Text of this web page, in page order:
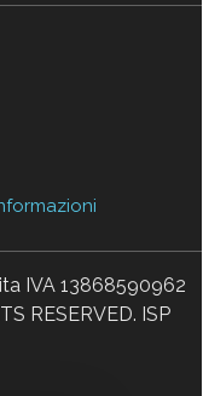
IVA 13868590962
RESERVED. ISP